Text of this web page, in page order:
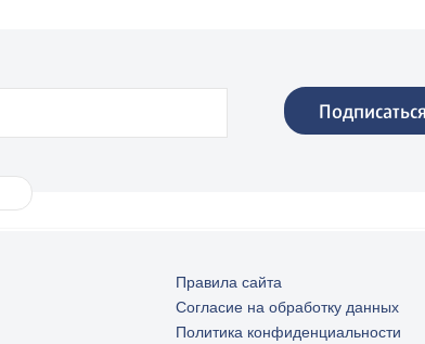
57600000
Правила сайта
Согласие на обработку данных
Политика конфиденциальности